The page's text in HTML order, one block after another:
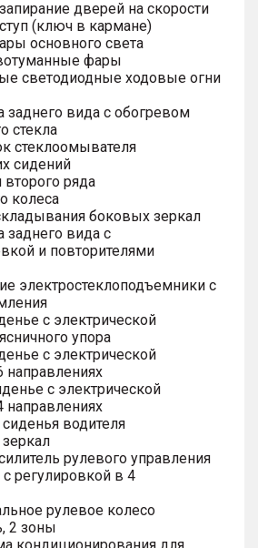
дверей на скорости
(ключ в кармане)
основного света
фары
светодиодные ходовые огни
заднего вида с обогревом
стекла
стеклоомывателя
сидений
ряда
колеса
боковых зеркал
заднего вида с
и повторителями
электростеклоподъемники с
с электрической
упора
с электрической
направлениях
с электрической
направлениях
водителя
рулевого управления
регулировкой в 4
рулевое колесо
2 зоны
кондиционирования для